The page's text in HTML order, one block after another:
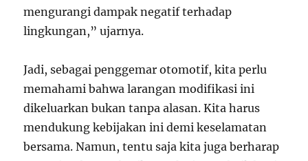
mengurangi dampak negatif terhadap
lingkungan,” ujarnya.
Jadi, sebagai penggemar otomotif, kita perlu
memahami bahwa larangan modifikasi ini
dikeluarkan bukan tanpa alasan. Kita harus
mendukung kebijakan ini demi keselamatan
bersama. Namun, tentu saja kita juga berharap